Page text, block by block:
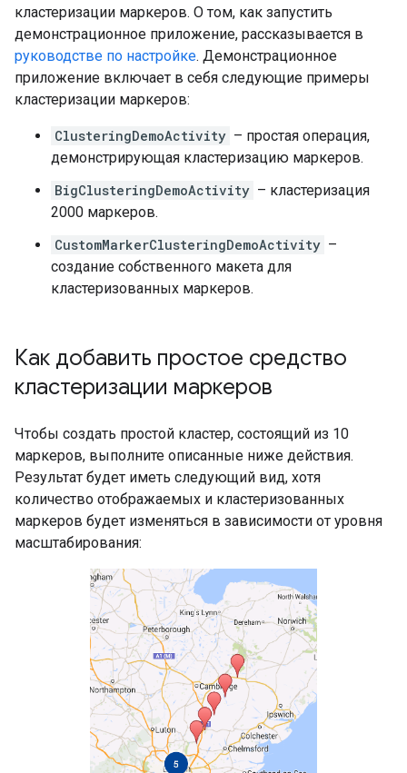
кластеризации маркеров. О том, как запустить
демонстрационное приложение, рассказывается в
руководстве по настройке. Демонстрационное
приложение включает в себя следующие примеры
кластеризации маркеров:
ClusteringDemoActivity – простая операция,
демонстрирующая кластеризацию маркеров.
BigClusteringDemoActivity – кластеризация
2000 маркеров.
CustomMarkerClusteringDemoActivity –
создание собственного макета для
кластеризованных маркеров.
Как добавить простое средство
кластеризации маркеров
Чтобы создать простой кластер, состоящий из 10
маркеров, выполните описанные ниже действия.
Результат будет иметь следующий вид, хотя
количество отображаемых и кластеризованных
маркеров будет изменяться в зависимости от уровня
масштабирования: